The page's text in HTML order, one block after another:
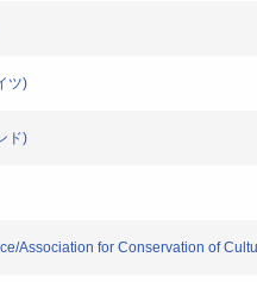
ツ)
ド)
Association for Conservation of